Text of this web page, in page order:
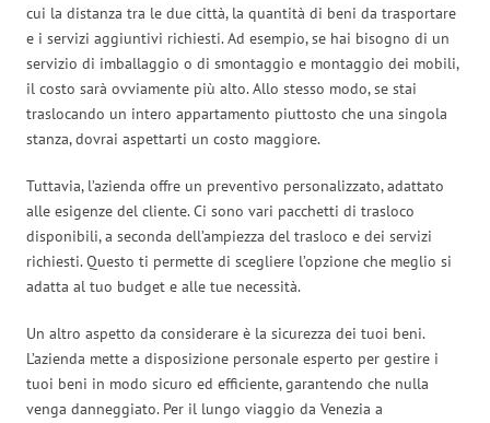
cui la distanza tra le due città, la quantità di beni da trasportare
e i servizi aggiuntivi richiesti. Ad esempio, se hai bisogno di un
servizio di imballaggio o di smontaggio e montaggio dei mobili,
il costo sarà ovviamente più alto. Allo stesso modo, se stai
traslocando un intero appartamento piuttosto che una singola
stanza, dovrai aspettarti un costo maggiore.
Tuttavia, l’azienda offre un preventivo personalizzato, adattato
alle esigenze del cliente. Ci sono vari pacchetti di trasloco
disponibili, a seconda dell’ampiezza del trasloco e dei servizi
richiesti. Questo ti permette di scegliere l’opzione che meglio si
adatta al tuo budget e alle tue necessità.
Un altro aspetto da considerare è la sicurezza dei tuoi beni.
L’azienda mette a disposizione personale esperto per gestire i
tuoi beni in modo sicuro ed efficiente, garantendo che nulla
venga danneggiato. Per il lungo viaggio da Venezia a